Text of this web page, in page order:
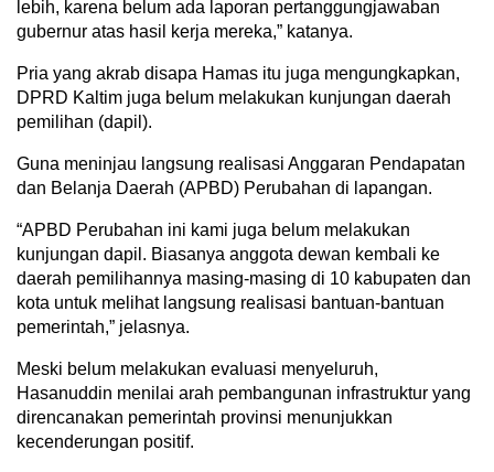
lebih, karena belum ada laporan pertanggungjawaban
gubernur atas hasil kerja mereka,” katanya.
Pria yang akrab disapa Hamas itu juga mengungkapkan,
DPRD Kaltim juga belum melakukan kunjungan daerah
pemilihan (dapil).
Guna meninjau langsung realisasi Anggaran Pendapatan
dan Belanja Daerah (APBD) Perubahan di lapangan.
“APBD Perubahan ini kami juga belum melakukan
kunjungan dapil. Biasanya anggota dewan kembali ke
daerah pemilihannya masing-masing di 10 kabupaten dan
kota untuk melihat langsung realisasi bantuan-bantuan
pemerintah,” jelasnya.
Meski belum melakukan evaluasi menyeluruh,
Hasanuddin menilai arah pembangunan infrastruktur yang
direncanakan pemerintah provinsi menunjukkan
kecenderungan positif.